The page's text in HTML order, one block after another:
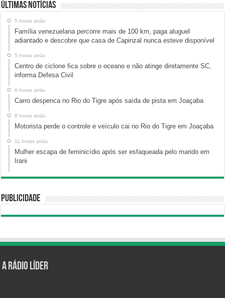
Últimas Notícias
5 horas atrás
Família venezuelana percorre mais de 100 km, paga aluguel
adiantado e descobre que casa de Capinzal nunca esteve disponível
5 horas atrás
Centro de ciclone fica sobre o oceano e não atinge diretamente SC,
informa Defesa Civil
6 horas atrás
Carro despenca no Rio do Tigre após saída de pista em Joaçaba
8 horas atrás
Motorista perde o controle e veículo cai no Rio do Tigre em Joaçaba
11 horas atrás
Mulher escapa de feminicídio após ser esfaqueada pelo marido em
Irani
Publicidade
A Rádio Líder